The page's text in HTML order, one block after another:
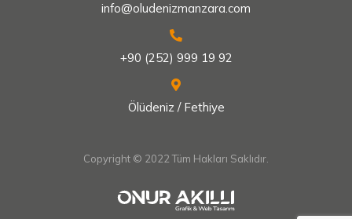
info@oludenizmanzara.com
+90 (252) 999 19 92
Ölüdeniz / Fethiye
Copyright © 2022 Tüm Hakları Saklıdır.